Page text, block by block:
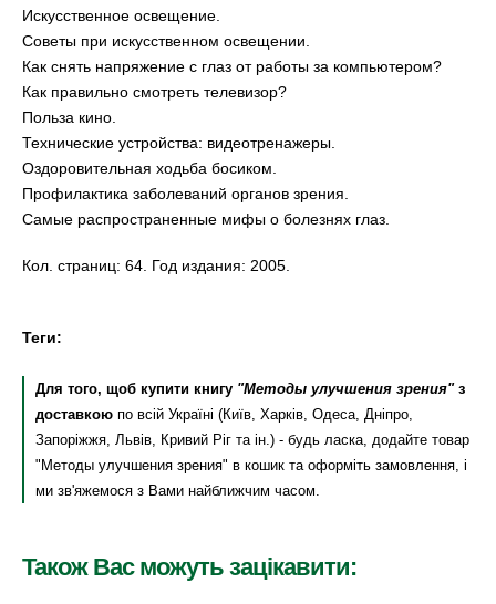
Искусственное освещение.
Советы при искусственном освещении.
Как снять напряжение с глаз от работы за компьютером?
Как правильно смотреть телевизор?
Польза кино.
Технические устройства: видеотренажеры.
Оздоровительная ходьба босиком.
Профилактика заболеваний органов зрения.
Самые распространенные мифы о болезнях глаз.
Кол. страниц: 64. Год издания: 2005.
Теги:
Для того, щоб купити книгу "Методы улучшения зрения"з
доставкою по всій Україні (Київ, Харків, Одеса, Дніпро,
Запоріжжя, Львів, Кривий Ріг та ін.) - будь ласка, додайте товар
"Методы улучшения зрения" в кошик та оформіть замовлення, і
ми зв'яжемося з Вами найближчим часом.
Також Вас можуть зацікавити: